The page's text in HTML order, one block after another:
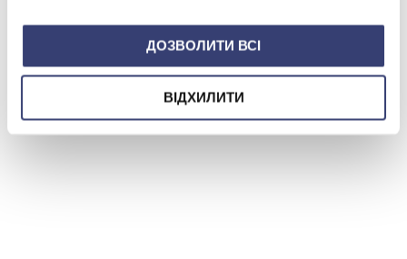
ДОЗВОЛИТИ ВСІ
ВІДХИЛИТИ